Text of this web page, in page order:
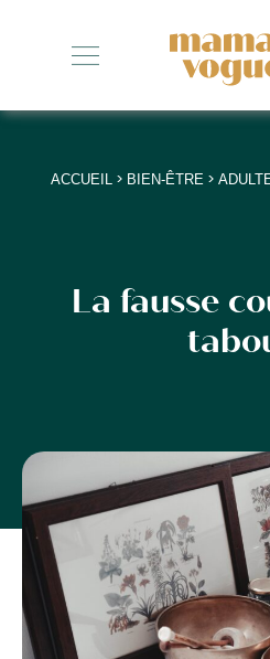
+
+
+
+
ACCUEIL > BIEN-ÊTRE >
La fausse